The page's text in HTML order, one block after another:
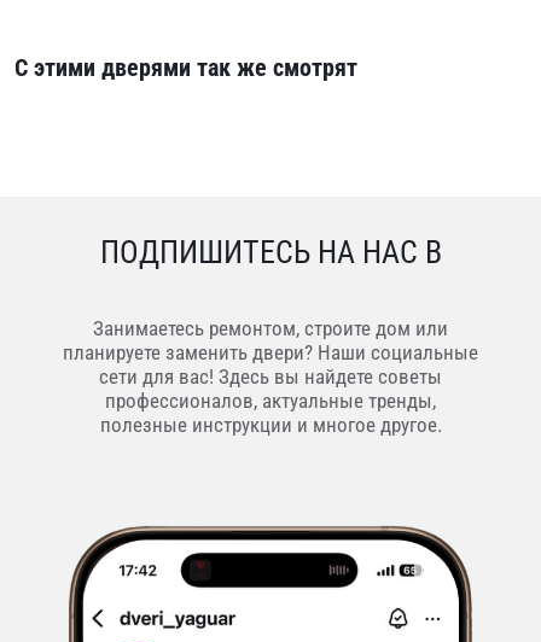
С этими дверями так же смотрят
ПОДПИШИТЕСЬ НА НАС В
Занимаетесь ремонтом, строите дом или
планируете заменить двери? Наши социальные
сети для вас! Здесь вы найдете советы
профессионалов, актуальные тренды,
полезные инструкции и многое другое.